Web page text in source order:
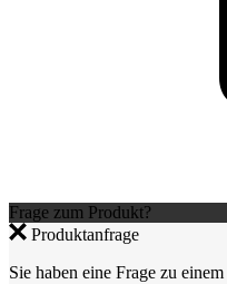
Frage zum Produkt?
Produktanfrage
Sie haben eine Frage zu